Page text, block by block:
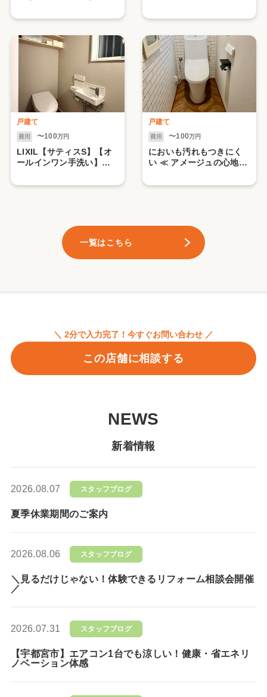
"ホテルライクな洗面空
戸建て
費用 〜100万円
LIXIL【サティスS】【オ
ールインワン手洗い】
色と質感でつくる、心地
戸建て
費用 〜100万円
においも汚れもつきにく
い ≪ アメージュの心地よ
一覧はこちら
＼ 2分で入力完了！今すぐお問い合わせ ／
この店舗に相談する
NEWS
新着情報
2026.08.07 スタッフブログ
夏季休業期間のご案内
2026.08.06 スタッフブログ
＼見るだけじゃない！体験できるリフォーム相談会開催
／
2026.07.31 スタッフブログ
【宇都宮市】エアコン1台でも涼しい！健康・省エネリ
ノベーション体感